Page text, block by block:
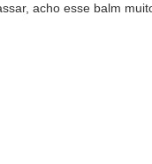
acho esse balm